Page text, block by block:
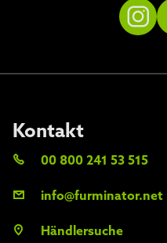
Kontakt
00 800 241 53 515
info@furminator.net
Händlersuche